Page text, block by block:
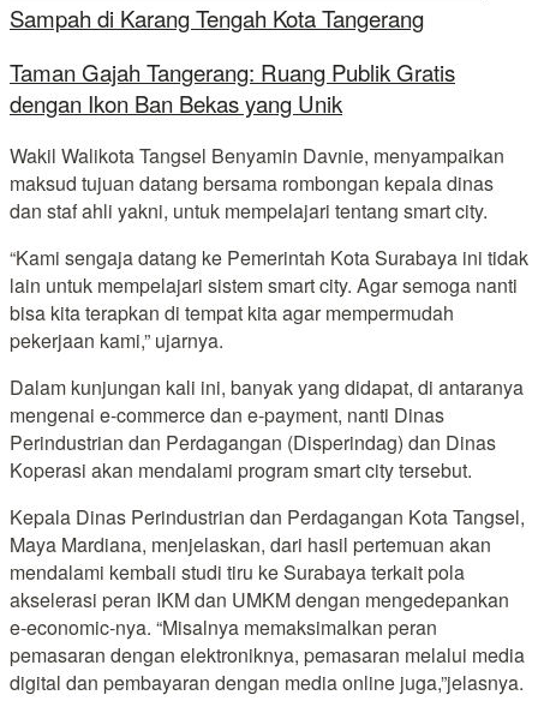
Sampah di Karang Tengah Kota Tangerang
Taman Gajah Tangerang: Ruang Publik Gratis
dengan Ikon Ban Bekas yang Unik
Wakil Walikota Tangsel Benyamin Davnie, menyampaikan
maksud tujuan datang bersama rombongan kepala dinas
dan staf ahli yakni, untuk mempelajari tentang smart city.
“Kami sengaja datang ke Pemerintah Kota Surabaya ini tidak
lain untuk mempelajari sistem smart city. Agar semoga nanti
bisa kita terapkan di tempat kita agar mempermudah
pekerjaan kami,” ujarnya.
Dalam kunjungan kali ini, banyak yang didapat, di antaranya
mengenai e-commerce dan e-payment, nanti Dinas
Perindustrian dan Perdagangan (Disperindag) dan Dinas
Koperasi akan mendalami program smart city tersebut.
Kepala Dinas Perindustrian dan Perdagangan Kota Tangsel,
Maya Mardiana, menjelaskan, dari hasil pertemuan akan
mendalami kembali studi tiru ke Surabaya terkait pola
akselerasi peran IKM dan UMKM dengan mengedepankan
e-economic-nya. “Misalnya memaksimalkan peran
pemasaran dengan elektroniknya, pemasaran melalui media
digital dan pembayaran dengan media online juga,”jelasnya.